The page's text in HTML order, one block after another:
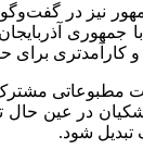
نیز در
کارآمدتری
۲۸ مرداد، در نشست
در عین
تبدیل شود.